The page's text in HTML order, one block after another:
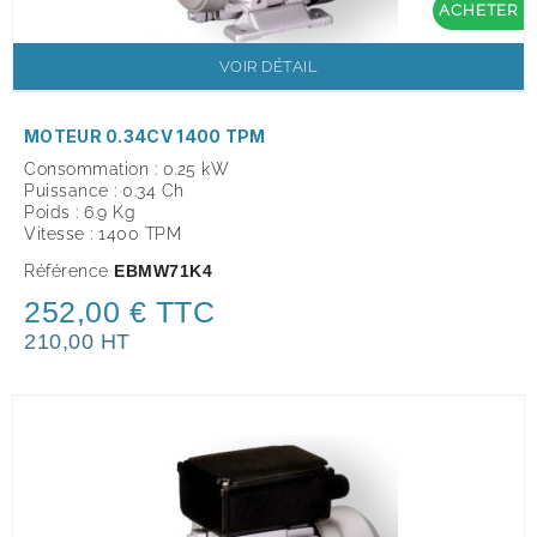
ACHETER
VOIR DÉTAIL
MOTEUR 0.34CV 1400 TPM
Consommation : 0.25 kW
Puissance : 0.34 Ch
Poids : 6.9 Kg
Vitesse : 1400 TPM
Référence EBMW71K4
252,00 € TTC
210,00 HT